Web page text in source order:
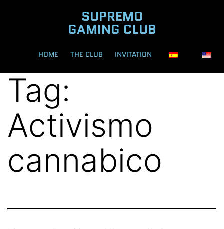
SUPREMO
GAMING CLUB
HOME THE CLUB INVITATION
Tag:
Activismo
cannabico